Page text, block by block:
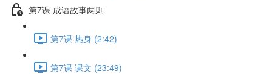
第7课 成语故事两则
第7课 热身 (2:42)
第7课 课文 (23:49)